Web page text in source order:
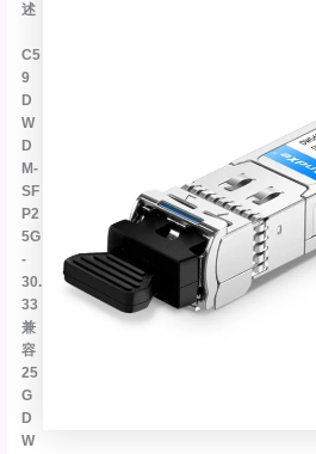
述
C5
9
D
W
D
M-
SF
P2
5G
-
30.
33
兼
容
25
G
D
W